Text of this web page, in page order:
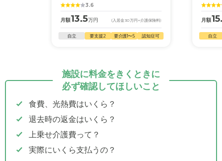
3.6
月額13.5万円 (入居金30万円 +介護保険料)
自立 要支援2 要介護1〜5 認知症可
月額
自立
施設に料金をきくときに
必ず確認してほしいこと
食費、光熱費はいくら？
退去時の返金はいくら？
上乗せ介護費って？
実際にいくら支払うの？